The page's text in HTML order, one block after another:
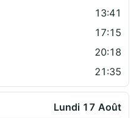
13:41
17:15
20:18
21:35
Lundi 17 Août